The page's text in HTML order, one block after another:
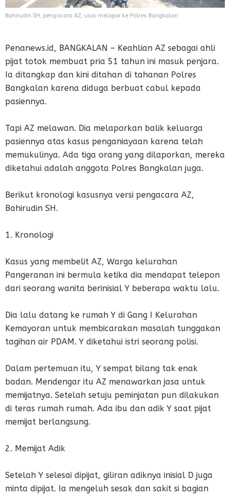
Bahirudin SH, pengacara AZ, usai melapor ke Polres Bangkalan
Penanews.id, BANGKALAN – Keahlian AZ sebagai ahli
pijat totok membuat pria 51 tahun ini masuk penjara.
Ia ditangkap dan kini ditahan di tahanan Polres
Bangkalan karena diduga berbuat cabul kepada
pasiennya.
Tapi AZ melawan. Dia melaporkan balik keluarga
pasiennya atas kasus penganiayaan karena telah
memukulinya. Ada tiga orang yang dilaporkan, mereka
diketahui adalah anggota Polres Bangkalan juga.
Berikut kronologi kasusnya versi pengacara AZ,
Bahirudin SH.
1. Kronologi
Kasus yang membelit AZ, Warga kelurahan
Pangeranan ini bermula ketika dia mendapat telepon
dari seorang wanita berinisial Y beberapa waktu lalu.
Dia lalu datang ke rumah Y di Gang I Kelurahan
Kemayoran untuk membicarakan masalah tunggakan
tagihan air PDAM. Y diketahui istri seorang polisi.
Dalam pertemuan itu, Y sempat bilang tak enak
badan. Mendengar itu AZ menawarkan jasa untuk
memijatnya. Setelah setuju peminjatan pun dilakukan
di teras rumah rumah. Ada ibu dan adik Y saat pijat
memijat berlangsung.
2. Memijat Adik
Setelah Y selesai dipijat, giliran adiknya inisial D juga
minta dipijat. Ia mengeluh sesak dan sakit si bagian